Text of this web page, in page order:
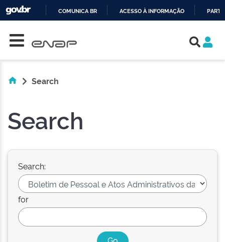
COMUNICA BR ACESSO À INFORMAÇÃO
Search
Search
Search:
for